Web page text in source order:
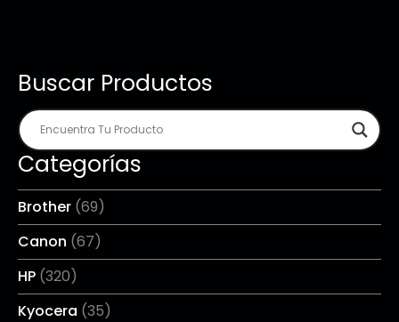
Buscar Productos
Categorías
Brother (69)
Canon (67)
HP (320)
Kyocera (35)